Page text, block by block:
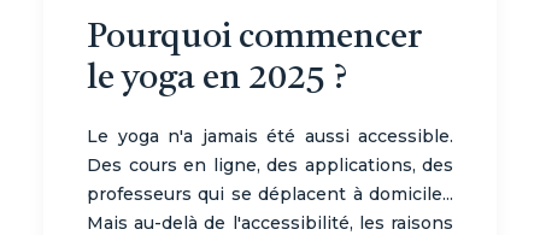
Pourquoi commencer
le yoga en 2025 ?
Le yoga n'a jamais été aussi accessible.
Des cours en ligne, des applications, des
professeurs qui se déplacent à domicile...
Mais au-delà de l'accessibilité, les raisons